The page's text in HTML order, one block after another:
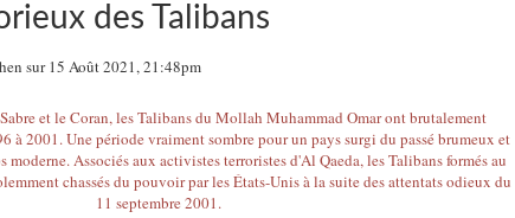
des Talibans
sur 15 Août 2021, 21:48pm